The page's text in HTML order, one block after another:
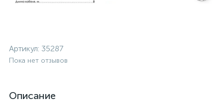
Артикул: 35287
Пока нет отзывов
Описание